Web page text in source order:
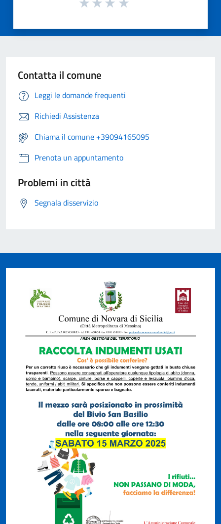
Contatta il comune
Leggi le domande frequenti
Richiedi Assistenza
Chiama il comune +39094165095
Prenota un appuntamento
Problemi in città
Segnala disservizio